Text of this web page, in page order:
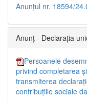
Anunțul nr. 18594/
Anunț - Declarația
Persoanele
privind completarea
transmiterea
contribuțiile sociale